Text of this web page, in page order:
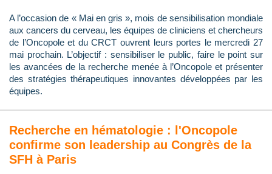
A l’occasion de « Mai en gris », mois de sensibilisation mondiale
aux cancers du cerveau, les équipes de cliniciens et chercheurs
de l’Oncopole et du CRCT ouvrent leurs portes le mercredi 27
mai prochain. L’objectif : sensibiliser le public, faire le point sur
les avancées de la recherche menée à l’Oncopole et présenter
des stratégies thérapeutiques innovantes développées par les
équipes.
Recherche en hématologie : l'Oncopole
confirme son leadership au Congrès de la
SFH à Paris